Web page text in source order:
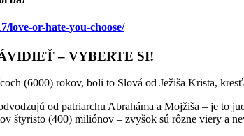
love-or-hate-you-choose/
– VYBERTE SI!
(6000) rokov, boli to Slová od Ježiša Krista,
od patriarchu Abraháma a Mojžiša – je to
štyristo (400) miliónov – zvyšok sú rôzne viery a